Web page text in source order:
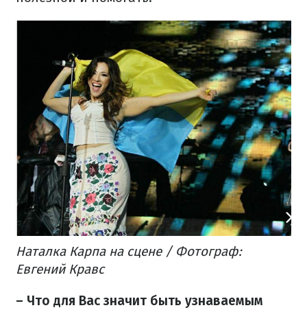
Наталка Карпа на сцене / Фотограф:
Евгений Кравс
– Что для Вас значит быть узнаваемым